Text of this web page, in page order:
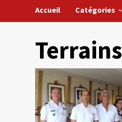
Accueil Catégories
Terrains